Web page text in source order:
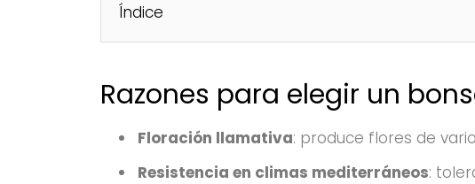
Índice
Razones para elegir un
Floración llamativa: produce flores de
Resistencia en climas mediterráneos: